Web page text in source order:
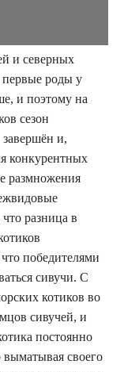
и северных
первые роды у
и поэтому на
сезон
и,
конкурентных
размножения
разница в
победителями
сивучи. С
котиков во
сивучей, и
постоянно
выматывая своего